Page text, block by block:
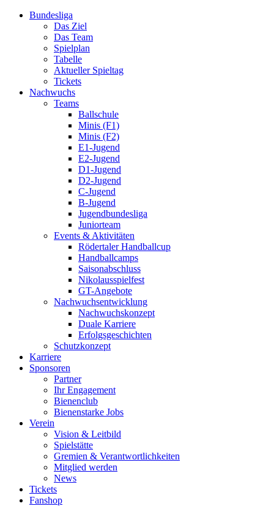
Bundesliga
Das Ziel
Das Team
Spielplan
Tabelle
Aktueller Spieltag
Tickets
Nachwuchs
Teams
Ballschule
Minis (F1)
Minis (F2)
E1-Jugend
E2-Jugend
D1-Jugend
D2-Jugend
C-Jugend
B-Jugend
Jugendbundesliga
Juniorteam
Events & Aktivitäten
Rödertaler Handballcup
Handballcamps
Saisonabschluss
Nikolausspielfest
GT-Angebote
Nachwuchsentwicklung
Nachwuchskonzept
Duale Karriere
Erfolgsgeschichten
Schutzkonzept
Karriere
Sponsoren
Partner
Ihr Engagement
Bienenclub
Bienenstarke Jobs
Verein
Vision & Leitbild
Spielstätte
Gremien & Verantwortlichkeiten
Mitglied werden
News
Tickets
Fanshop